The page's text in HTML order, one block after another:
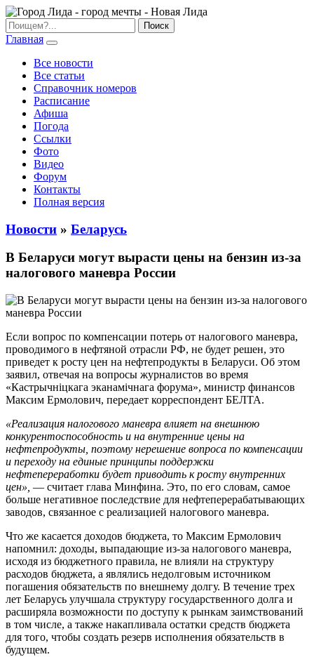
Главная
Все новости
Все статьи
Справочник номеров
Расписание
Афиша
Погода
Ссылки
Фото
Видео
Форум
Контакты
Полная версия
Новости » Беларусь
В Беларуси могут вырасти цены на бензин из-за
налогового маневра России
Если вопрос по компенсации потерь от налогового маневра,
проводимого в нефтяной отрасли РФ, не будет решен, это
приведет к росту цен на нефтепродукты в Беларуси. Об этом
заявил, отвечая на вопросы журналистов во время
«Кастрычніцкага эканамічнага форума», министр финансов
Максим Ермолович, передает корреспондент БЕЛТА.
«Реализация налогового маневра влияет на внешнюю
конкурентоспособность и на внутренние цены на
нефтепродукты, поэтому нерешение вопроса по компенсации
и переходу на единые принципы поддержки
нефтепереработки будет приводить к росту внутренних
цен», — считает глава Минфина. Это, по его словам, самое
больше негативное последствие для нефтеперерабатывающих
заводов, связанное с реализацией налогового маневра.
Что же касается доходов бюджета, то Максим Ермолович
напомнил: доходы, выпадающие из-за налогового маневра,
исходя из бюджетного правила, не влияли на структуру
расходов бюджета, а являлись недолговым источником
погашения обязательств по внешнему долгу. В течение трех
лет Беларусь улучшала структуру государственного долга и
расширяла возможности по доступу к рынкам заимствований
в том числе, а также накапливала остатки средств бюджета
для того, чтобы создать резерв исполнения обязательств в
будущем.